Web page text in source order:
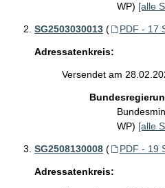
WP) [alle
SG2503030013 ( PDF - 17
Adressatenkreis:
Versendet am
WP) [alle
SG2508130008 ( PDF - 19
Adressatenkreis: